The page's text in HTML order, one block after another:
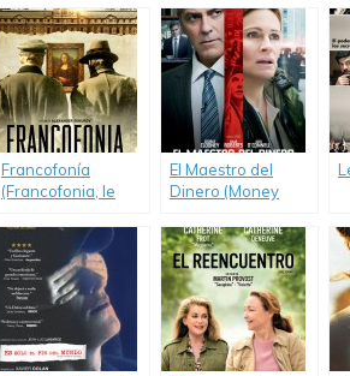
A Thousand Times
Good Night)
Francofonía
(Francofonia, le
l’Occupation)
El Maestro del
Dinero (Money